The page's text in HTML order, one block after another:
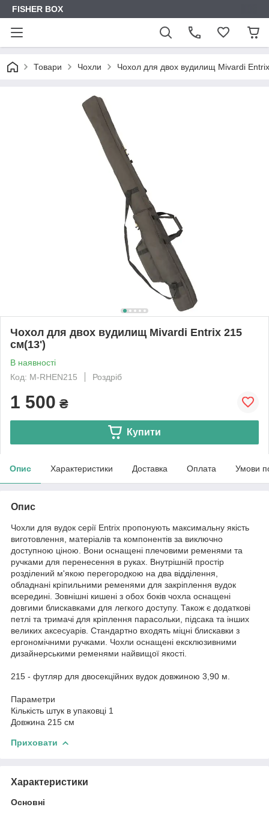
FISHER BOX
Товари Чохли Чохол для двох вудилищ Mivardi
Чохол для двох вудилищ Mivardi Entrix 215
см(13')
В наявності
Код: M-RHEN215
Роздріб
1 500 ₴
Купити
Опис Характеристики Доставка Оплата Умови
Опис
Чохли для вудок серії Entrix пропонують максимальну якість
виготовлення, матеріалів та компонентів за виключно
доступною ціною. Вони оснащені плечовими ременями та
ручками для перенесення в руках. Внутрішній простір
розділений м'якою перегородкою на два відділення,
обладнані кріпильними ременями для закріплення вудок
всередині. Зовнішні кишені з обох боків чохла оснащені
довгими блискавками для легкого доступу. Також є додаткові
петлі та тримачі для кріплення парасольки, підсака та інших
великих аксесуарів. Стандартно входять міцні блискавки з
ергономічними ручками. Чохли оснащені ексклюзивними
дизайнерськими ременями найвищої якості.
215 - футляр для двосекційних вудок довжиною 3,90 м.
Параметри
Кількість штук в упаковці 1
Довжина 215 см
Приховати
Характеристики
Основні